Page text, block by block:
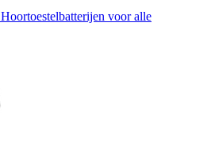
Hoortoestelbatterijen voor alle